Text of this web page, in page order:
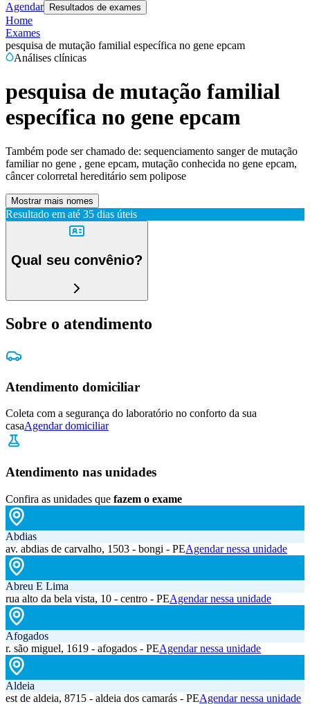
Agendar Resultados de exames
Home
Exames
pesquisa de mutação familial específica no gene epcam
Análises clínicas
pesquisa de mutação familial
específica no gene epcam
Também pode ser chamado de: sequenciamento sanger de mutação
familiar no gene , gene epcam, mutação conhecida no gene epcam,
câncer colorretal hereditário sem polipose
Mostrar mais nomes
Resultado em até 35 dias úteis
Qual seu convênio?
Sobre o atendimento
Atendimento domiciliar
Coleta com a segurança do laboratório no conforto da sua
casaAgendar domiciliar
Atendimento nas unidades
Confira as unidades que fazem o exame
Abdias
av. abdias de carvalho, 1503 - bongi - PEAgendar nessa unidade
Abreu E Lima
rua alto da bela vista, 10 - centro - PEAgendar nessa unidade
Afogados
r. são miguel, 1619 - afogados - PEAgendar nessa unidade
Aldeia
est de aldeia, 8715 - aldeia dos camarás - PEAgendar nessa unidade